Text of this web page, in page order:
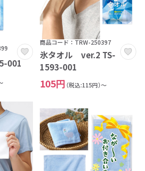
001
商品コード：TRW-250397
氷タオル ver.2 TS-
1593-001
105円 （税込:115円）～